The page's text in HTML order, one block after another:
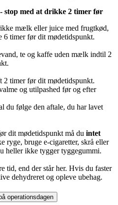
stop med at drikke 2 timer før
mælk eller juice med frugtkød,
6 timer før dit mødetidspunkt.
te og kaffe uden mælk indtil 2
2 timer før dit mødetidspunkt.
og utilpashed før og efter
du følge den aftale, du har lavet
dit mødetidspunkt må du intet
ryge, bruge e-cigaretter, skrå eller
heller ikke tygger tyggegummi.
tid, end der står her. Hvis du faster
dehydreret og opleve ubehag.
operationsdagen